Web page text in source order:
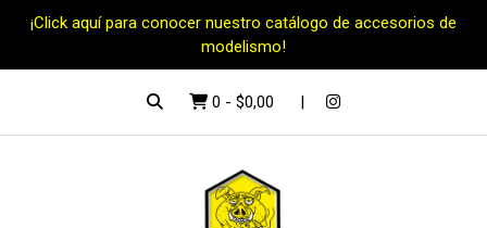
¡Click aquí para conocer nuestro catálogo de accesorios de
modelismo!
0 - $0,00